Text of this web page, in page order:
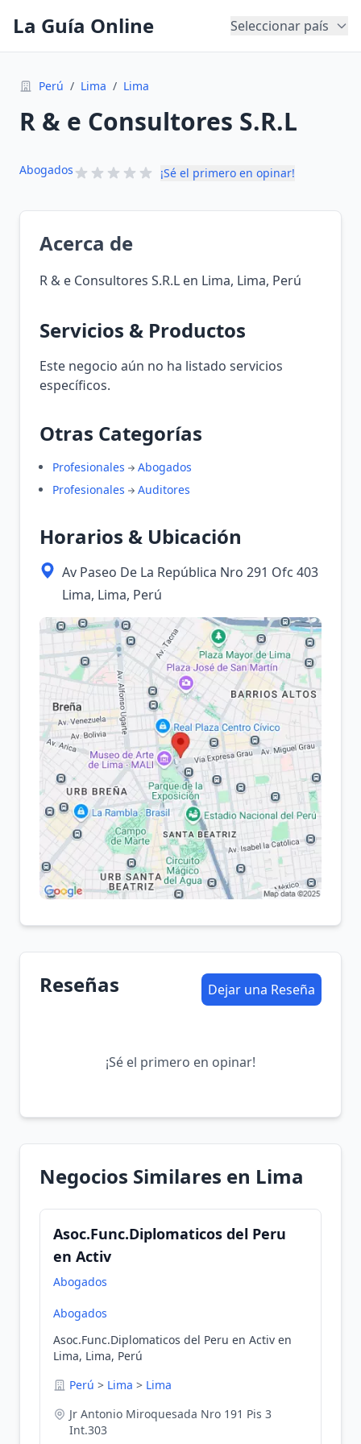
La Guía Online Seleccionar país
Perú / Lima / Lima
R & e Consultores S.R.L
Abogados ¡Sé el primero en opinar!
Acerca de
R & e Consultores S.R.L en Lima, Lima, Perú
Servicios & Productos
Este negocio aún no ha listado servicios
específicos.
Otras Categorías
Profesionales
Abogados
Profesionales
Auditores
Horarios & Ubicación
Av Paseo De La República Nro 291 Ofc 403
Lima, Lima, Perú
Reseñas Dejar una Reseña
¡Sé el primero en opinar!
Negocios Similares en Lima
Asoc.Func.Diplomaticos del Peru
en Activ
Abogados
Abogados
Asoc.Func.Diplomaticos del Peru en Activ en
Lima, Lima, Perú
Perú > Lima > Lima
Jr Antonio Miroquesada Nro 191 Pis 3
Int.303